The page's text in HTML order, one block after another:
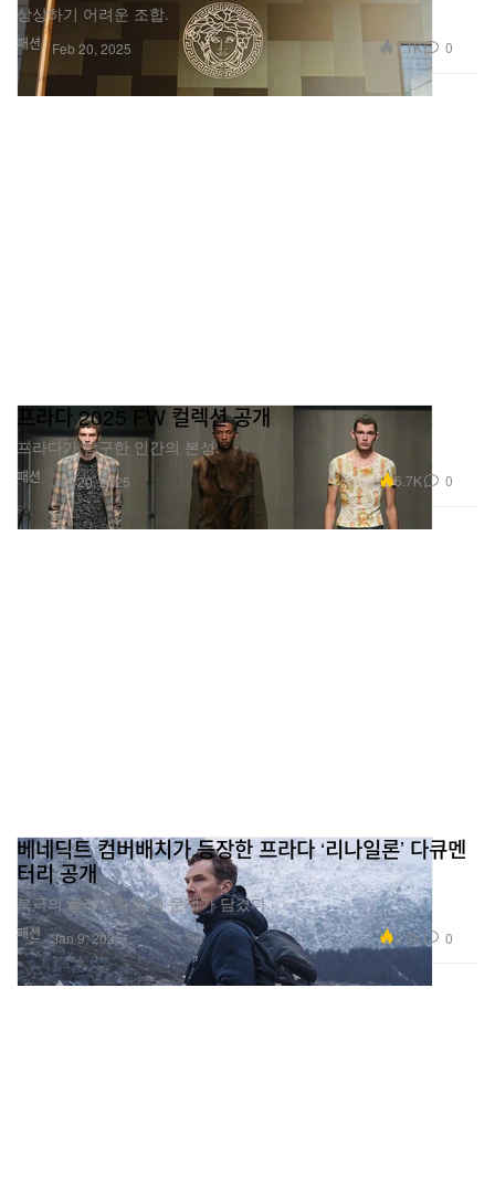
패션
상상하기 어려운 조합.
Feb 20, 2025 1.1K 0
패션
프라다 2025 FW 컬렉션 공개
프라다가 탐구한 인간의 본성.
Jan 20, 2025 6.7K 0
패션
베네딕트 컴버배치가 등장한 프라다 ‘리나일론’ 다큐멘
터리 공개
북극의 플라스틱 오염 문제가 담겼다.
Jan 9, 2025 2.3K 0